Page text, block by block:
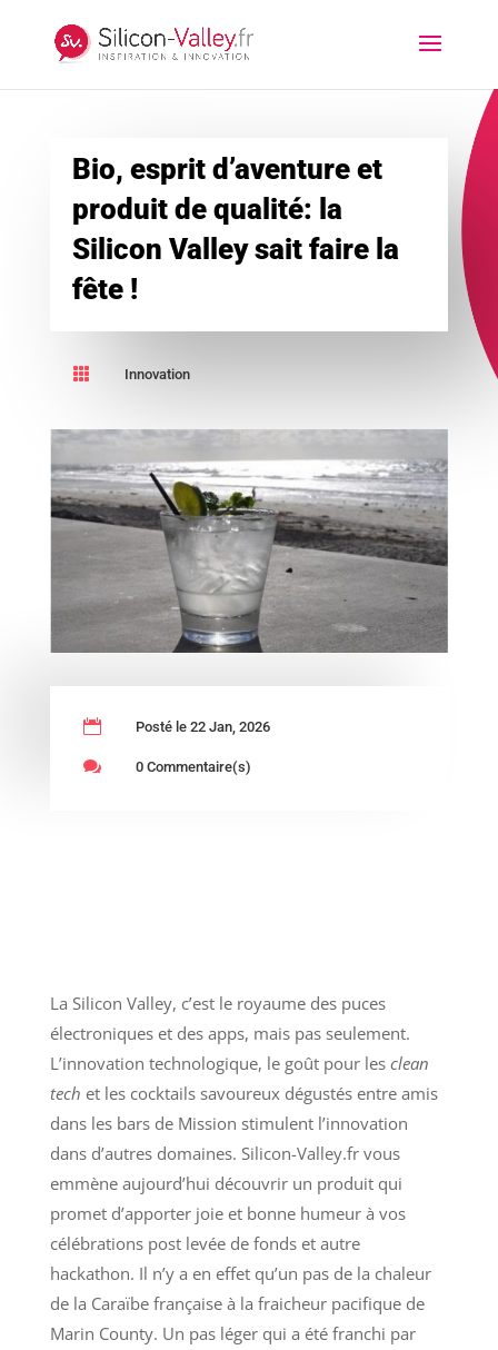
Bio, esprit d’aventure et
produit de qualité: la
Silicon Valley sait faire la
fête !
 Innovation
 Posté le 22 Jan, 2026
 0 Commentaire(s)
La Silicon Valley, c’est le royaume des puces
électroniques et des apps, mais pas seulement.
L’innovation technologique, le goût pour les clean
tech et les cocktails savoureux dégustés entre amis
dans les bars de Mission stimulent l’innovation
dans d’autres domaines. Silicon-Valley.fr vous
emmène aujourd’hui découvrir un produit qui
promet d’apporter joie et bonne humeur à vos
célébrations post levée de fonds et autre
hackathon. Il n’y a en effet qu’un pas de la chaleur
de la Caraïbe française à la fraicheur pacifique de
Marin County. Un pas léger qui a été franchi par